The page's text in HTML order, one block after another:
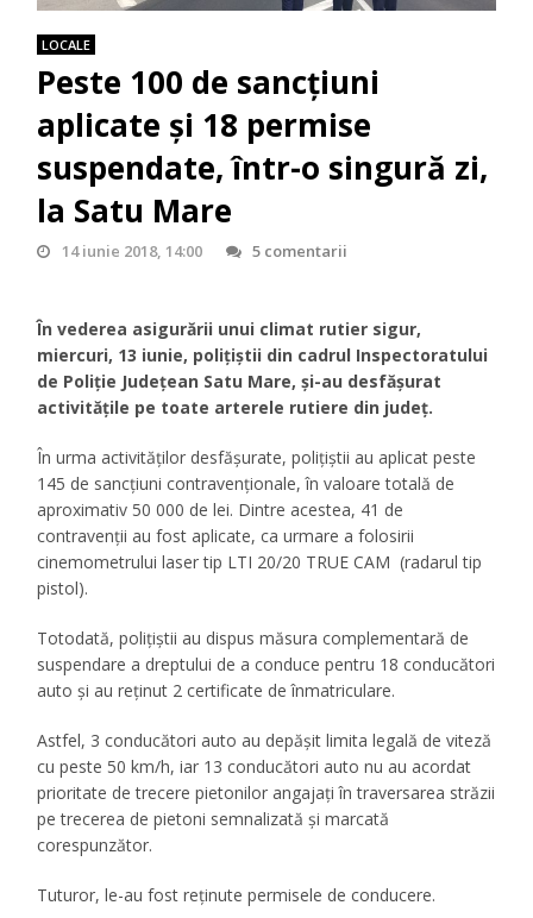
LOCALE
Peste 100 de sancțiuni
aplicate și 18 permise
suspendate, într-o singură zi,
la Satu Mare
14 iunie 2018, 14:00 5 comentarii
În vederea asigurării unui climat rutier sigur,
miercuri, 13 iunie, polițiștii din cadrul Inspectoratului
de Poliție Județean Satu Mare, și-au desfășurat
activitățile pe toate arterele rutiere din județ.
În urma activităților desfășurate, polițiștii au aplicat peste
145 de sancțiuni contravenționale, în valoare totală de
aproximativ 50 000 de lei. Dintre acestea, 41 de
contravenții au fost aplicate, ca urmare a folosirii
cinemometrului laser tip LTI 20/20 TRUE CAM (radarul tip
pistol).
Totodată, polițiștii au dispus măsura complementară de
suspendare a dreptului de a conduce pentru 18 conducători
auto și au reținut 2 certificate de înmatriculare.
Astfel, 3 conducători auto au depășit limita legală de viteză
cu peste 50 km/h, iar 13 conducători auto nu au acordat
prioritate de trecere pietonilor angajați în traversarea străzii
pe trecerea de pietoni semnalizată și marcată
corespunzător.
Tuturor, le-au fost reținute permisele de conducere.